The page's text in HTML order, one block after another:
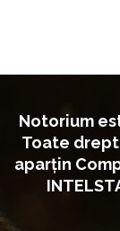
Notorium
Toate
aparțin